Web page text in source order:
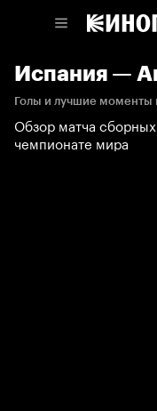
Испания —
Голы и лучшие моменты
Обзор матча
чемпионате мира